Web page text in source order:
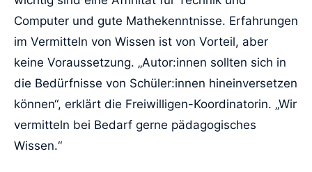
Computer und gute Mathekenntnisse. Erfahrungen
im Vermitteln von Wissen ist von Vorteil, aber
keine Voraussetzung. „Autor:innen sollten sich in
die Bedürfnisse von Schüler:innen hineinversetzen
können“, erklärt die Freiwilligen-Koordinatorin. „Wir
vermitteln bei Bedarf gerne pädagogisches
Wissen.“